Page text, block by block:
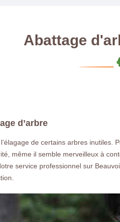
Abattage
d’arbre
de certains arbres
même il semble merveilleux à
service professionnel sur